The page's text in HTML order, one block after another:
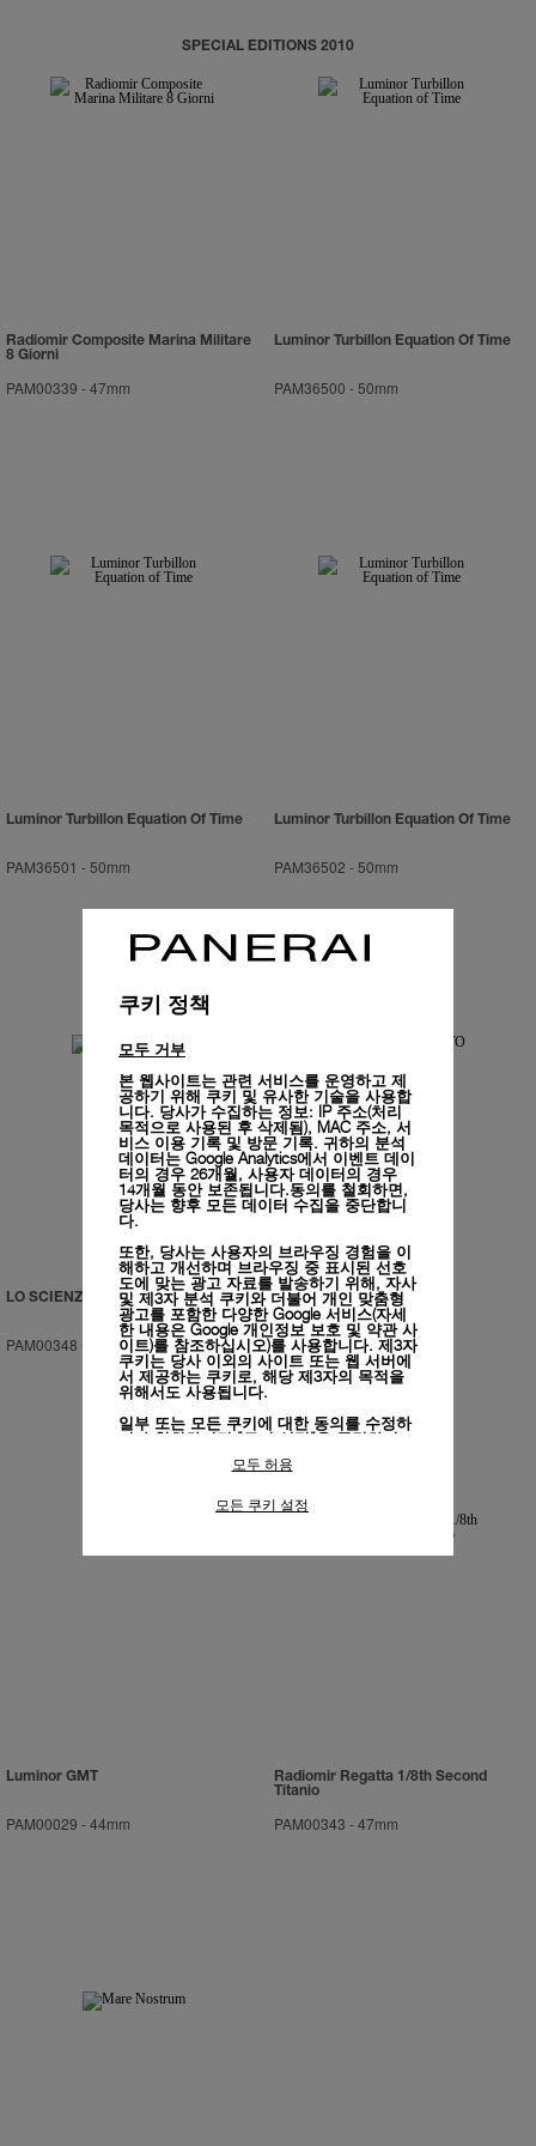
SPECIAL EDITIONS 2010
Radiomir Composite Marina Militare
8 Giorni
PAM00339 -47mm
Luminor Turbillon Equation Of Time
PAM36500 - 50mm
Luminor Turbillon Equation Of Time
PAM36501 - 50mm
Luminor Turbillon Equation Of Time
PAM36502 - 50mm
LO SCIENZIATO
PAM00348 - 48mm
LO SCIENZIATO
PAM00350-48mm
Luminor GMT
PAM00029 -44mm
Radiomir Regatta 1/8th Second
Titanio
PAM00343 -47mm
쿠키 정책
모두 거부
본 웹사이트는 관련 서비스를 운영하고 제
공하기 위해 쿠키 및 유사한 기술을 사용합
니다. 당사가 수집하는 정보: IP 주소(처리
목적으로 사용된 후 삭제됨), MAC 주소, 서
비스 이용 기록 및 방문 기록. 귀하의 분석
데이터는 Google Analytics에서 이벤트 데이
터의 경우 26개월, 사용자 데이터의 경우
14개월 동안 보존됩니다.동의를 철회하면,
당사는 향후 모든 데이터 수집을 중단합니
다.
또한, 당사는 사용자의 브라우징 경험을 이
해하고 개선하며 브라우징 중 표시된 선호
도에 맞는 광고 자료를 발송하기 위해, 자사
및 제3자 분석 쿠키와 더불어 개인 맞춤형
광고를 포함한 다양한 Google 서비스(자세
한 내용은Google 개인정보 보호 및 약관 사
이트)를 참조하십시오)를 사용합니다. 제3자
쿠키는 당사 이외의 사이트 또는 웹 서버에
서 제공하는 쿠키로, 해당 제3자의 목적을
위해서도 사용됩니다.
일부 또는 모든 쿠키에 대한 동의를 수정하
거나 철회하려면 "쿠키 설정"을 클릭하거
수집하는 정보" 섹션을 참조하여 자세히 알
모든 쿠키의 사용에 동의하시려면 "모두 허
"모두 거부"를 클릭하시면 기술 쿠키만 사
모두 허용
모든 쿠키 설정